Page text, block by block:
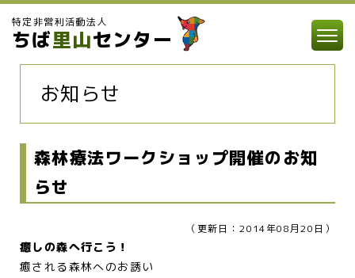
特定非営利活動法人
ちば里山センター
お知らせ
森林療法ワークショップ開催のお知
らせ
（更新日：2014年08月20日）
癒しの森へ行こう！
癒される森林へのお誘い